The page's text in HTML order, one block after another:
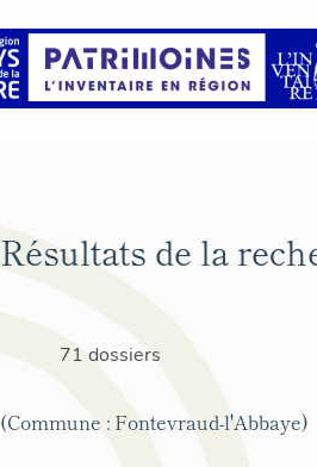
Résultats de la
71 dossiers
(Commune : Fontevraud-l'Abbaye)